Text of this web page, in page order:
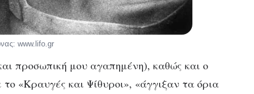
www.lifo.gr
προσωπική μου αγαπημένη), καθώς και ο
το «Κραυγές και Ψίθυροι», «άγγιξαν τα όρια